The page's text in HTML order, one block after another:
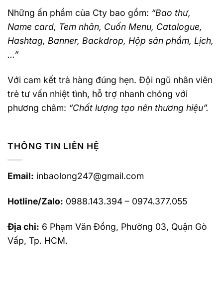
Những ấn phẩm của Cty bao gồm: “Bao thư,
Name card, Tem nhãn, Cuốn Menu, Catalogue,
Hashtag, Banner, Backdrop, Hộp sản phẩm, Lịch,
…”
Với cam kết trả hàng đúng hẹn. Đội ngũ nhân viên
trẻ tư vấn nhiệt tình, hỗ trợ nhanh chóng với
phương châm: “Chất lượng tạo nên thương hiệu”.
THÔNG TIN LIÊN HỆ
Email: inbaolong247@gmail.com
Hotline/Zalo: 0988.143.394 – 0974.377.055
Địa chỉ: 6 Phạm Văn Đồng, Phường 03, Quận Gò
Vấp, Tp. HCM.